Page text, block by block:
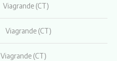
Viagrande (CT)
Viagrande (CT)
Viagrande (CT)